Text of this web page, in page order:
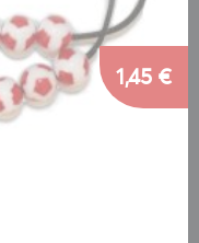
1,45 €